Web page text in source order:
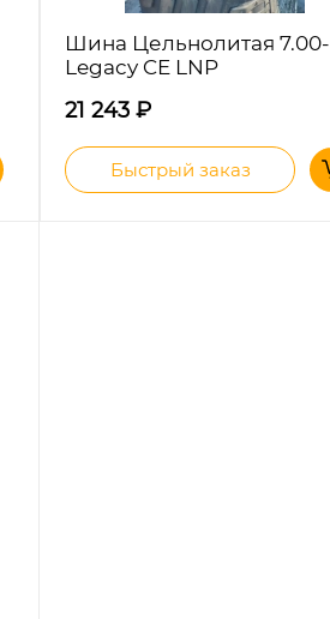
Шина Цельнолитая 7.00-
Legacy CE LNP
21 243₽
Быстрый заказ